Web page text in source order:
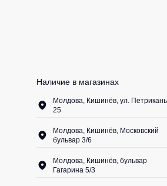
Наличие в магазинах
Молдова, Кишинёв, ул.
25
Молдова, Кишинёв, Московский
бульвар 3/6
Молдова, Кишинёв, бульвар
Гагарина 5/3